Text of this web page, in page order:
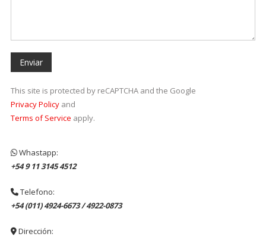
This site is protected by reCAPTCHA and the Google
Privacy Policyand
Terms of Service apply.
Whastapp:
+54 9 11 3145 4512
Telefono:
+54 (011) 4924-6673 / 4922-0873
Dirección: